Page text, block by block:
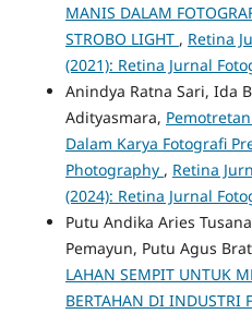
MANIS DALAM
STROBO LIGHT , Retina
(2021): Retina Jurnal
Anindya Ratna Sari, Ida
Adityasmara,
Dalam Karya Fotografi
Photography , Retina
(2024): Retina Jurnal
Putu Andika Aries
Pemayun, Putu Agus
LAHAN SEMPIT UNTUK
BERTAHAN DI INDUSTRI